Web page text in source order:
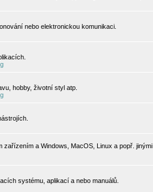
nebo elektronickou komunikaci.
hobby, životní styl atp.
a Windows, MacOS, Linux a popř. jinými
systému, aplikací a nebo manuálů.